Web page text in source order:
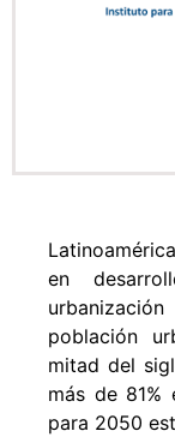
en
población
mitad del
más de 81%
para 2050